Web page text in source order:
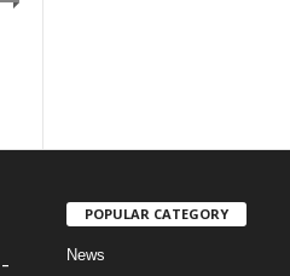
POPULAR CATEGORY
News